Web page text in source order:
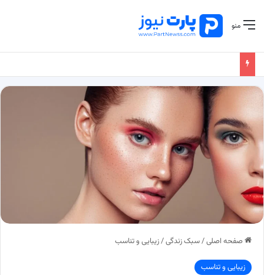
منو
صفحه اصلی/سبک زندگی/زیبایی و تناسب
زیبایی و تناسب